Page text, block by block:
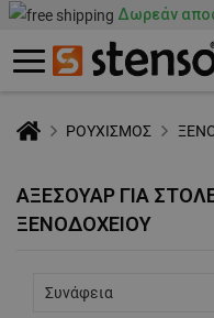
Δωρεάν
ΡΟΥΧΙΣΜΟΣ
ΑΞΕΣΟΥΆΡ ΓΙΑ
ΞΕΝΟΔΟΧΕΊΟΥ
Συνάφεια